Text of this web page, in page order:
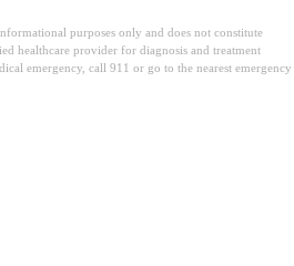
purposes only and does not constitute
healthcare provider for diagnosis and treatment
emergency, call 911 or go to the nearest emergency